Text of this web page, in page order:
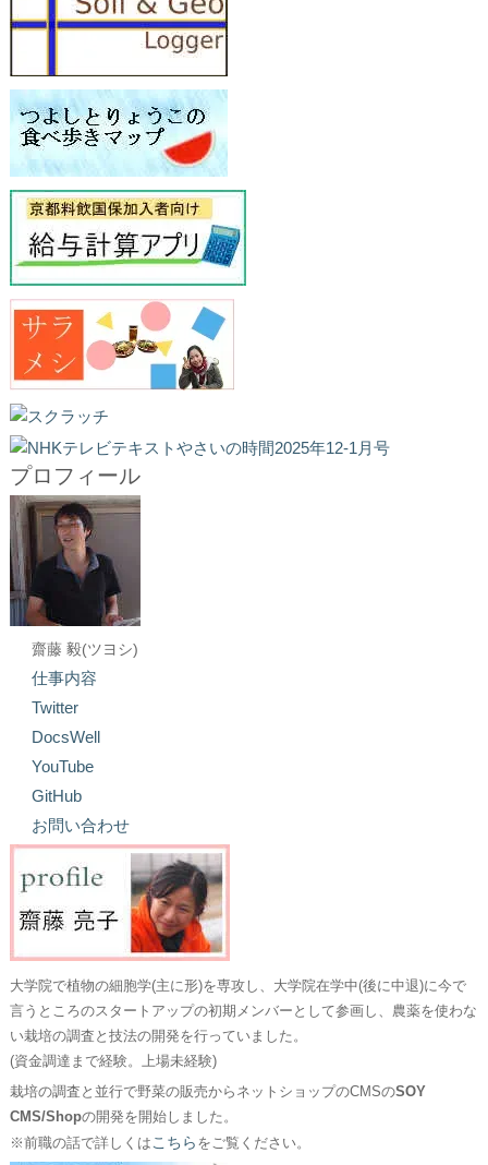
プロフィール
齋藤 毅(ツヨシ)
仕事内容
Twitter
DocsWell
YouTube
GitHub
お問い合わせ
大学院で植物の細胞学(主に形)を専攻し、大学院在学中(後に中退)に今で
言うところのスタートアップの初期メンバーとして参画し、農薬を使わな
い栽培の調査と技法の開発を行っていました。
(資金調達まで経験。上場未経験)
栽培の調査と並行で野菜の販売からネットショップのCMSのSOY
CMS/Shopの開発を開始しました。
※前職の話で詳しくはこちら をご覧ください。